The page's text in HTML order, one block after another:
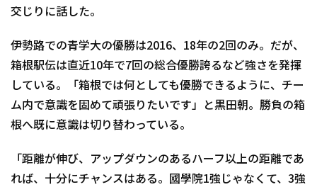
交じりに話した。
伊勢路での青学大の優勝は2016、18年の2回のみ。だが、
箱根駅伝は直近10年で7回の総合優勝誇るなど強さを発揮
している。「箱根では何としても優勝できるように、チー
ム内で意識を固めて頑張りたいです」と黒田朝。勝負の箱
根へ既に意識は切り替わっている。
「距離が伸び、アップダウンのあるハーフ以上の距離であ
れば、十分にチャンスはある。國學院1強じゃなくて、3強